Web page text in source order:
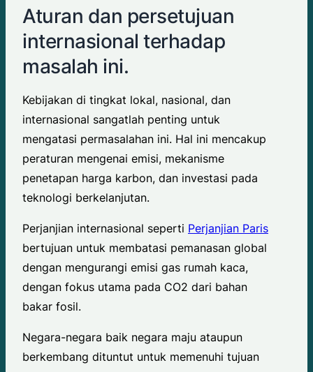
Aturan dan persetujuan
internasional terhadap
masalah ini.
Kebijakan di tingkat lokal, nasional, dan
internasional sangatlah penting untuk
mengatasi permasalahan ini. Hal ini mencakup
peraturan mengenai emisi, mekanisme
penetapan harga karbon, dan investasi pada
teknologi berkelanjutan.
Perjanjian internasional seperti Perjanjian Paris
bertujuan untuk membatasi pemanasan global
dengan mengurangi emisi gas rumah kaca,
dengan fokus utama pada CO2 dari bahan
bakar fosil.
Negara-negara baik negara maju ataupun
berkembang dituntut untuk memenuhi tujuan